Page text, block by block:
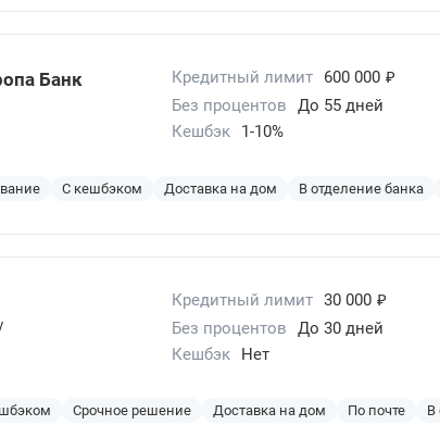
Банк Кредитный лимит 600 000 ₽
Без процентов
До 55 дней
Кешбэк
1-10%
С кешбэком Доставка на дом В отделение банка
Кредитный лимит 30 000 ₽
Без процентов
До 30 дней
Кешбэк
Нет
Срочное решение Доставка на дом По почте В